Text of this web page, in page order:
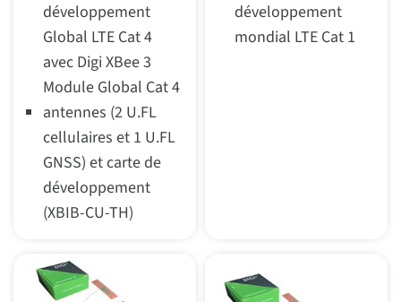
développement
Global LTE Cat 4
avec Digi XBee 3
Module Global Cat 4
antennes (2 U.FL
cellulaires et 1 U.FL
GNSS) et carte de
développement
(XBIB-CU-TH)
développement
mondial LTE Cat 1